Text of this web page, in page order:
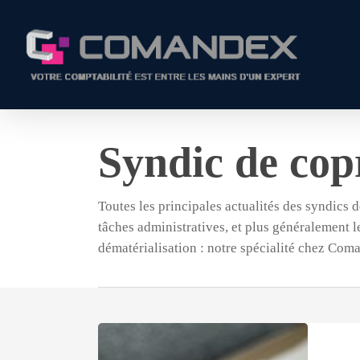
content
Syndic de
Toutes les principales actualités des syndics
tâches administratives, et plus généralement
dématérialisation : notre spécialité chez
ALERTE